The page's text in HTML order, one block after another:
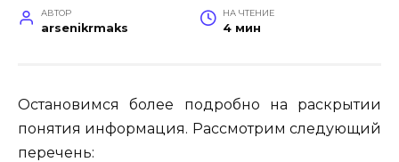
АВТОР
arsenikrmaks
НА ЧТЕНИЕ
4 мин
Остановимся более подробно на раскрытии
понятия информация. Рассмотрим следующий
перечень: